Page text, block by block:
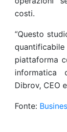
costi.
“Questo
piattaforma
informatica
Dibrov, CEO
Fonte: